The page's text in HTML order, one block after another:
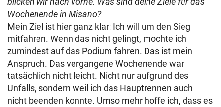
Wochenende in Misano?
Mein Ziel ist hier ganz klar: Ich will um den Sieg
mitfahren. Wenn das nicht gelingt, möchte ich
zumindest auf das Podium fahren. Das ist mein
Anspruch. Das vergangene Wochenende war
tatsächlich nicht leicht. Nicht nur aufgrund des
Unfalls, sondern weil ich das Hauptrennen auch
nicht beenden konnte. Umso mehr hoffe ich, dass es